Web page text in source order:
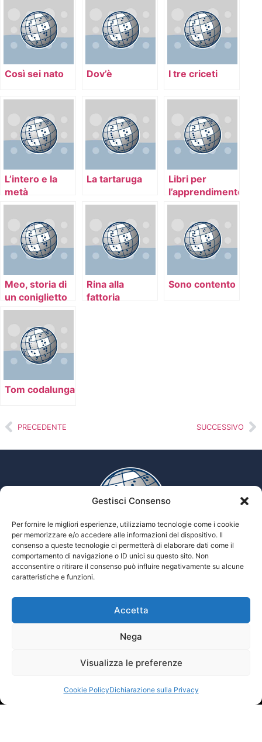
Gestisci Consenso
Per fornire le migliori esperienze, utilizziamo tecnologie come i cookie
per memorizzare e/o accedere alle informazioni del dispositivo. Il
consenso a queste tecnologie ci permetterà di elaborare dati come il
comportamento di navigazione o ID unici su questo sito. Non
acconsentire o ritirare il consenso può influire negativamente su alcune
caratteristiche e funzioni.
Accetta
Nega
Visualizza le preferenze
Cookie PolicyDichiarazione sulla Privacy
Così sei nato Dov’è I tre criceti
L’intero e la
metà
La tartaruga
Libri per
l’apprendimento
dell’alfabeto
Meo, storia di
un coniglietto
senza paura
Rina alla
fattoria
Sono contento
Tom codalunga
PRECEDENTE SUCCESSIVO
Tiflopedia è un sito della Federazione
Nazionale delle Istituzioni Pro Ciechi
Privacy
Enciclopedia multimediale delle scienze Tiflologiche